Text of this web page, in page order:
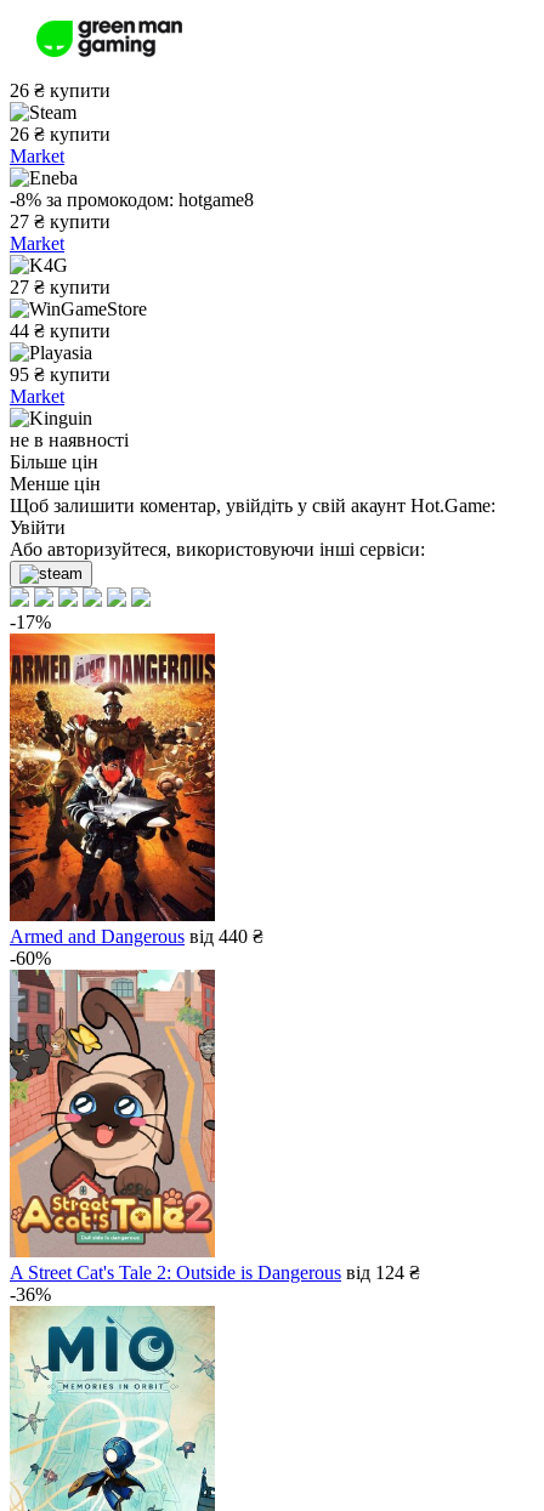
26 ₴ купити
26 ₴ купити
Market
-8% за промокодом: hotgame8
27 ₴ купити
Market
27 ₴ купити
44 ₴ купити
95 ₴ купити
Market
не в наявності
Більше цін
Менше цін
Щоб залишити коментар, увійдіть у свій акаунт Hot.Game:
Увійти
Або авторизуйтеся, використовуючи інші сервіси:
-17%
Armed and Dangerous від 440 ₴
-60%
A Street Cat's Tale 2: Outside is Dangerous від 124 ₴
-36%